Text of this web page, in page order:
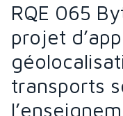
RQE 065
projet
transports